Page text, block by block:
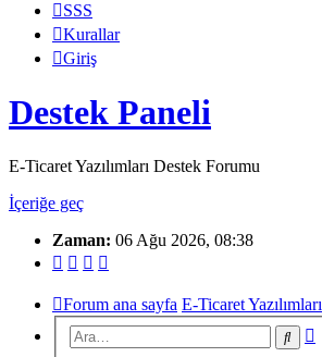
SSS
Kurallar
Giriş
Destek Paneli
E-Ticaret Yazılımları Destek Forumu
İçeriğe geç
Zaman: 06 Ağu 2026, 08:38
Forum ana sayfa E-Ticaret Yazılımları
Ara